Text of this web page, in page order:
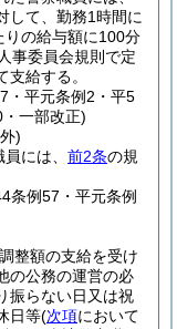
して、勤務1時間に
りの給与額に100分
事委員会規則で定
給する。
・平元条例2・平5
一部改正)
)
には、 前2条の規
条例57・平元条例
整額の支給を受け
の公務の運営の必
振らない日又は祝
日等(次項において